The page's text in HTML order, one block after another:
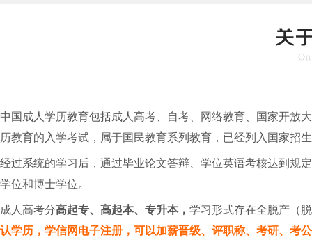
中国成人学历教育包括成人高考、自考、网络教育、国家开放
历教育的入学考试，属于国民教育系列教育，已经列入国家招
经过系统的学习后，通过毕业论文答辩、学位英语考核达到规
学位和博士学位。
成人高考分高起专、高起本、专升本， 学习形式存在全脱产（
认学历，学信网电子注册，可以加薪晋级、评职称、考研、考